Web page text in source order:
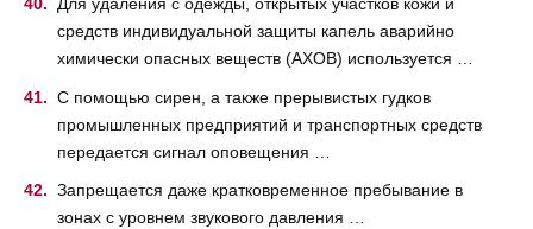
средств индивидуальной защиты капель аварийно
химически опасных веществ (АХОВ) используется …
С помощью сирен, а также прерывистых гудков
промышленных предприятий и транспортных средств
передается сигнал оповещения …
Запрещается даже кратковременное пребывание в
зонах с уровнем звукового давления …